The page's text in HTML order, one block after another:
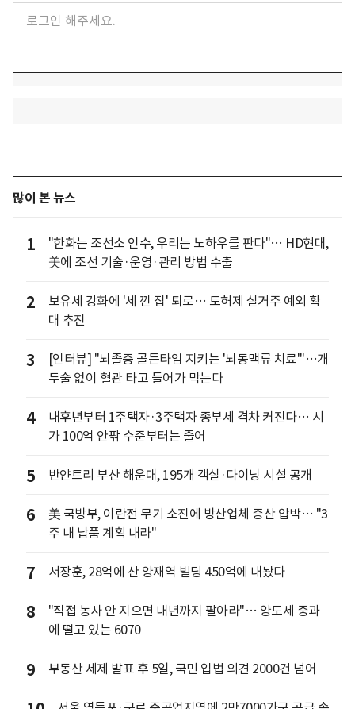
많이 본 뉴스
1
"한화는 조선소 인수, 우리는 노하우를 판다"… HD현대,
美에 조선 기술·운영·관리 방법 수출
2
보유세 강화에 '세 낀 집' 퇴로… 토허제 실거주 예외 확
대 추진
3
[인터뷰] "뇌졸중 골든타임 지키는 '뇌동맥류 치료'"…개
두술 없이 혈관 타고 들어가 막는다
4
내후년부터 1주택자·3주택자 종부세 격차 커진다… 시
가 100억 안팎 수준부터는 줄어
5 반얀트리 부산 해운대, 195개 객실·다이닝 시설 공개
6
美 국방부, 이란전 무기 소진에 방산업체 증산 압박… "3
주 내 납품 계획 내라"
7 서장훈, 28억에 산 양재역 빌딩 450억에 내놨다
8
"직접 농사 안 지으면 내년까지 팔아라"… 양도세 중과
에 떨고 있는 6070
9 부동산 세제 발표 후 5일, 국민 입법 의견 2000건 넘어